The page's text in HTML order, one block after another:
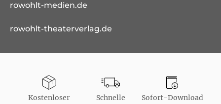
rowohlt-medien.de
rowohlt-theaterverlag.de
Kostenloser
Schnelle
Sofort-Download